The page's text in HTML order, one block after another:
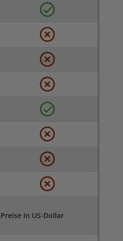
Preise in US-Dollar